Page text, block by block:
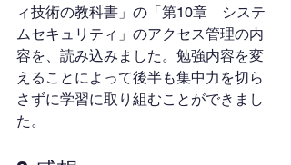
ィ技術の教科書」の「第10章　システ
ムセキュリティ」のアクセス管理の内
容を、読み込みました。勉強内容を変
えることによって後半も集中力を切ら
さずに学習に取り組むことができまし
た。